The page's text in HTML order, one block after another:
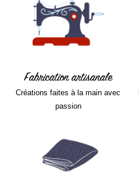
Fabrication artisanale
Créations faites à la main avec
passion